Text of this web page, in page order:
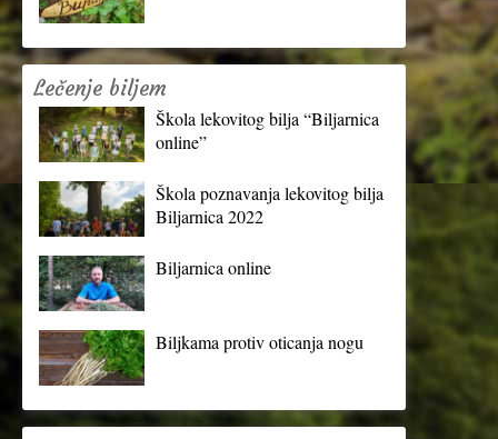
Lečenje biljem
Škola lekovitog bilja “Biljarnica
online”
Škola poznavanja lekovitog bilja
Biljarnica 2022
Biljarnica online
Biljkama protiv oticanja nogu